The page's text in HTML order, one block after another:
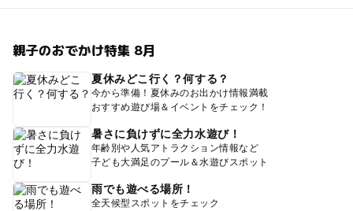
親子のおでかけ特集 8月
夏休みどこ行く？何する？
今から準備！夏休みのお出かけ情報満載
おすすめ遊び場＆イベントをチェック！
暑さに負けずに全力水遊び！
年齢別や人気アトラクション情報など
子ども大満足のプール＆水遊びスポット
雨でも遊べる場所！
全天候型スポットをチェック